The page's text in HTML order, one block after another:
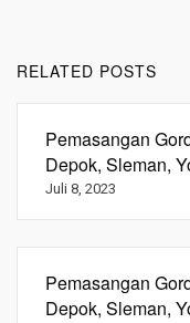
RELATED POSTS
Pemasangan
Depok, Sleman,
Juli 8, 2023
Pemasangan
Depok, Sleman,